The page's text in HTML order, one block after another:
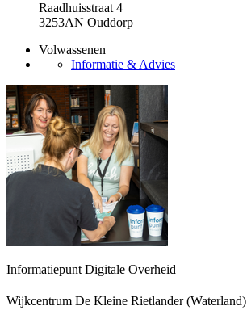
Raadhuisstraat 4
3253AN Ouddorp
Volwassenen
Informatie & Advies
Informatiepunt Digitale Overheid
Wijkcentrum De Kleine Rietlander (Waterland)